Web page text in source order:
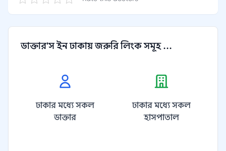
ডাক্তার'স ইন ঢাকায় জরুরি লিংক সমূহ ...
ঢাকার মধ্যে সকল
ডাক্তার
ঢাকার মধ্যে সকল
হাসপাতাল